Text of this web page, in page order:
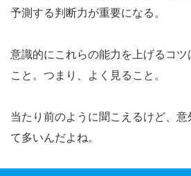
予測する判断力が重要になる。
意識的にこれらの能力を上げるコ
こと。つまり、よく見ること。
当たり前のように聞こえるけど、
て多いんだよね。